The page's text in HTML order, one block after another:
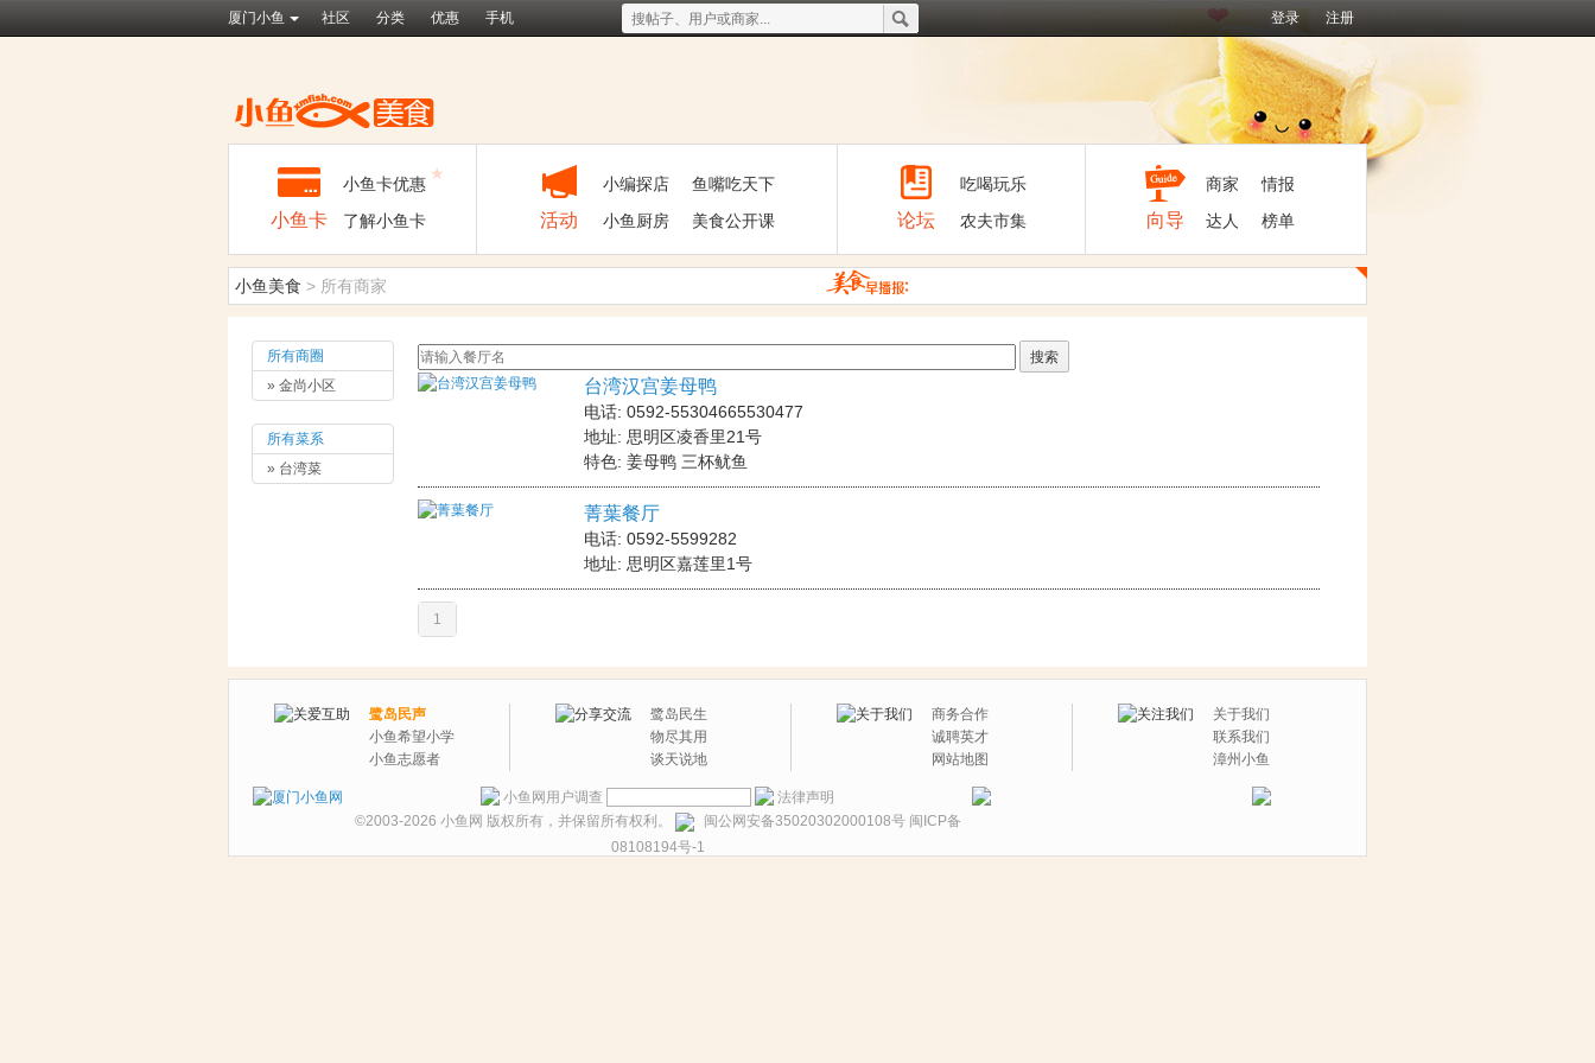
厦门小鱼 社区 分类 优惠 手机 登录 注册
小鱼卡
小鱼卡优惠
★
了解小鱼卡 活动
小编探店
小鱼厨房
鱼嘴吃天下
美食公开课
论坛
吃喝玩乐
农夫市集
向导
商家
达人
情报
榜单
小鱼美食 > 所有商家
所有商圈
» 金尚小区
所有菜系
» 台湾菜
台湾汉宫姜母鸭
电话: 0592-55304665530477
地址: 思明区凌香里21号
特色: 姜母鸭 三杯鱿鱼
菁葉餐厅
电话: 0592-5599282
地址: 思明区嘉莲里1号
1
鹭岛民声
小鱼希望小学
小鱼志愿者
鹭岛民生
物尽其用
谈天说地
商务合作
诚聘英才
网站地图
关于我们
联系我们
漳州小鱼
小鱼网用户调查
法律声明
©2003-2026 小鱼网 版权所有，并保留所有权利。 闽公网安备35020302000108号 闽ICP备
08108194号-1